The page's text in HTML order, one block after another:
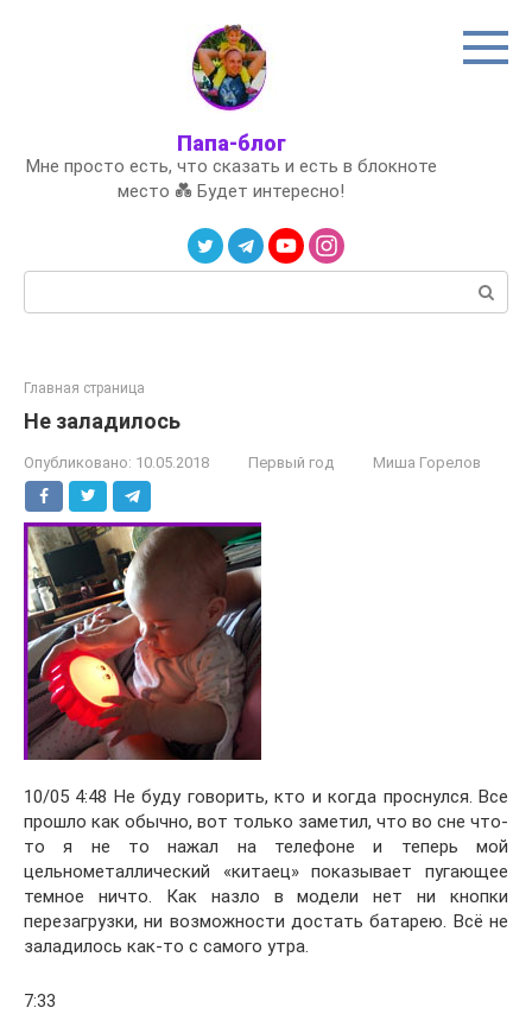
Папа-блог
Мне просто есть, что сказать и есть в блокноте
место 💑 Будет интересно!
Главная страница
Не заладилось
Опубликовано: 10.05.2018 Первый год Миша Горелов
10/05 4:48 Не буду говорить, кто и когда проснулся. Все
прошло как обычно, вот только заметил, что во сне что-
то я не то нажал на телефоне и теперь мой
цельнометаллический «китаец» показывает пугающее
темное ничто. Как назло в модели нет ни кнопки
перезагрузки, ни возможности достать батарею. Всё не
заладилось как-то с самого утра.
7:33